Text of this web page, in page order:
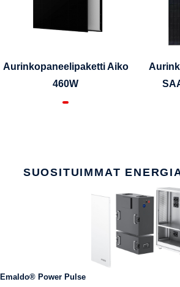
Aurinkopaneelipaketti Aiko
460W
SUOSITUIMMAT
Emaldo® Power Pulse